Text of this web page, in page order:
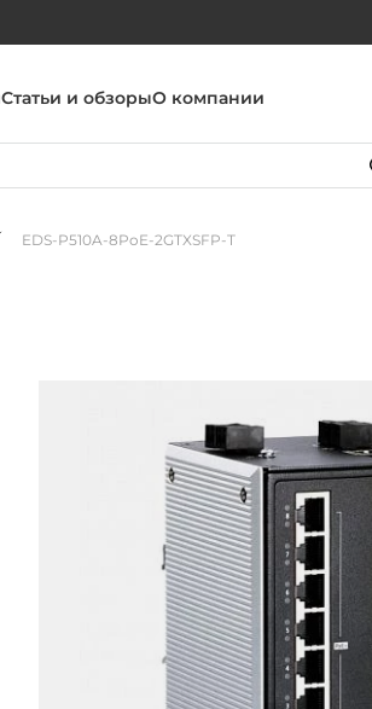
Статьи и обзорыО компании
EDS-P510A-8PoE-2GTXSFP-T